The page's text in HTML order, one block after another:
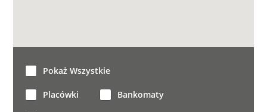
Pokaż Wszystkie
Placówki Bankomaty